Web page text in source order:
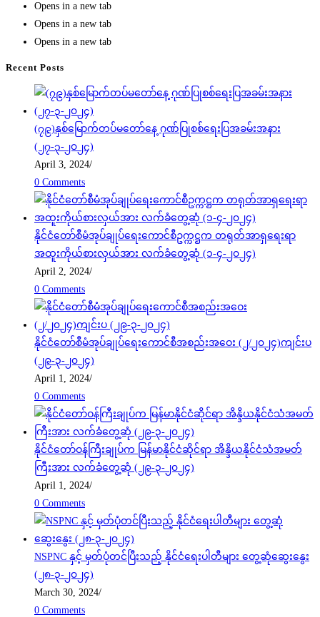
Opens in a new tab
Opens in a new tab
Opens in a new tab
Recent Posts
(၇၉)နှစ်မြောက်တပ်မတော်နေ့ ဂုဏ်ပြုစစ်ရေးပြအခမ်းအနား
(၂၇-၃-၂၀၂၄)
April 3, 2024/
0 Comments
နိုင်ငံတော်စီမံအုပ်ချုပ်ရေးကောင်စီဥက္ကဋ္ဌက တရုတ်အာရှရေးရာ
အထူးကိုယ်စားလှယ်အား လက်ခံတွေ့ဆုံ (၁-၄-၂၀၂၄)
April 2, 2024/
0 Comments
နိုင်ငံတော်စီမံအုပ်ချုပ်ရေးကောင်စီအစည်းအဝေး (၂/၂၀၂၄)ကျင်းပ
(၂၉-၃-၂၀၂၄)
April 1, 2024/
0 Comments
နိုင်ငံတော်ဝန်ကြီးချုပ်က မြန်မာနိုင်ငံဆိုင်ရာ အိန္ဒိယနိုင်ငံသံအမတ်
ကြီးအား လက်ခံတွေ့ဆုံ (၂၉-၃-၂၀၂၄)
April 1, 2024/
0 Comments
NSPNC နှင့် မှတ်ပုံတင်ပြီးသည့် နိုင်ငံရေးပါတီများ တွေ့ဆုံဆွေးနွေး
(၂၈-၃-၂၀၂၄)
March 30, 2024/
0 Comments